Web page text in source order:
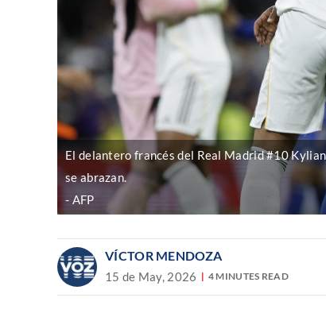
El delantero francés del Real Madrid #10
se abrazan.
AFP
VÍCTOR MENDOZA
15 de May, 2026 4 MINUTES READ